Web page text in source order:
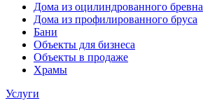
Дома из оцилиндрованного бревна
Дома из профилированного бруса
Бани
Объекты для бизнеса
Объекты в продаже
Храмы
Услуги